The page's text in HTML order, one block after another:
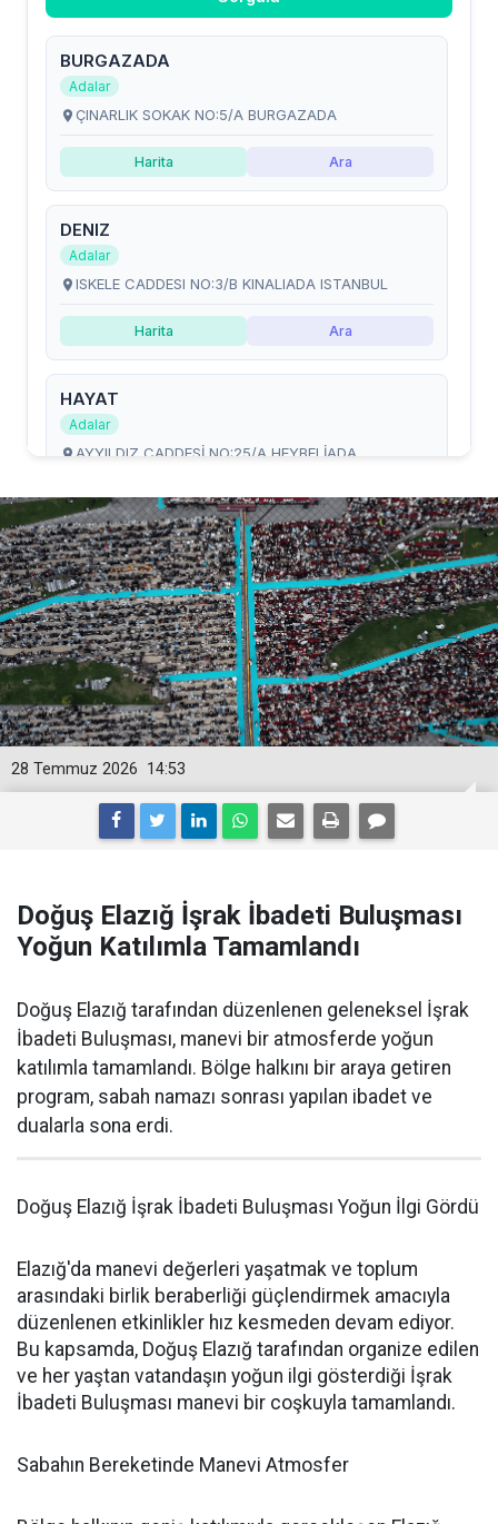
14:53
28 Temmuz 2026
Doğuş Elazığ İşrak İbadeti Buluşması
Yoğun Katılımla Tamamlandı
Doğuş Elazığ tarafından düzenlenen geleneksel İşrak
İbadeti Buluşması, manevi bir atmosferde yoğun
katılımla tamamlandı. Bölge halkını bir araya getiren
program, sabah namazı sonrası yapılan ibadet ve
dualarla sona erdi.
Doğuş Elazığ İşrak İbadeti Buluşması Yoğun İlgi Gördü
Elazığ'da manevi değerleri yaşatmak ve toplum
arasındaki birlik beraberliği güçlendirmek amacıyla
düzenlenen etkinlikler hız kesmeden devam ediyor.
Bu kapsamda, Doğuş Elazığ tarafından organize edilen
ve her yaştan vatandaşın yoğun ilgi gösterdiği İşrak
İbadeti Buluşması manevi bir coşkuyla tamamlandı.
Sabahın Bereketinde Manevi Atmosfer